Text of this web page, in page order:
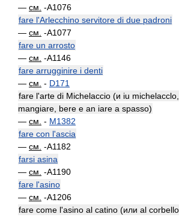
— см. -A1076
fare l'Arlecchino servitore di due padroni
— см. -A1077
fare un arrosto
— см. -A1146
fare arrugginire i denti
— см. - D171
fare l'arte di Michelaccio (и iu
mangiare, bere e an iare a spasso)
— см. - M1382
fare con l'ascia
— см. -A1182
farsi asina
— см. -A1190
fare l'asino
— см. -A1206
fare come l'asino al catino (или al